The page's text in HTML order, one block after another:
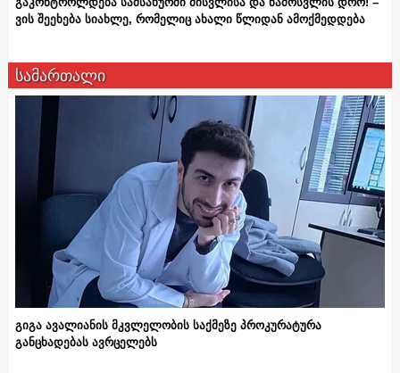
ვის შეეხება სიახლე, რომელიც ახალი წლიდან ამოქმედდება
სამართალი
გიგა ავალიანის მკვლელობის საქმეზე პროკურატურა
განცხადებას ავრცელებს